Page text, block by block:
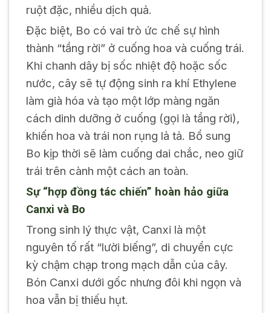
ruột đặc, nhiều dịch quả.
Đặc biệt, Bo có vai trò ức chế sự hình
thành “tầng rời” ở cuống hoa và cuống trái.
Khi chanh dây bị sốc nhiệt độ hoặc sốc
nước, cây sẽ tự động sinh ra khí Ethylene
làm già hóa và tạo một lớp màng ngăn
cách dinh dưỡng ở cuống (gọi là tầng rời),
khiến hoa và trái non rụng lả tả. Bổ sung
Bo kịp thời sẽ làm cuống dai chắc, neo giữ
trái trên cành một cách an toàn.
Sự “hợp đồng tác chiến” hoàn hảo giữa
Canxi và Bo
Trong sinh lý thực vật, Canxi là một
nguyên tố rất “lười biếng”, di chuyển cực
kỳ chậm chạp trong mạch dẫn của cây.
Bón Canxi dưới gốc nhưng đôi khi ngọn và
hoa vẫn bị thiếu hụt.